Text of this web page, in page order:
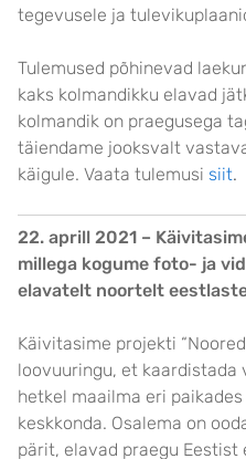
tegevusele ja
Tulemused põhinevad
kaks kolmandikku elavad
kolmandik on praegusega
täiendame jooksvalt
käigule. Vaata tulemusi siit.
22. aprill 2021 –
millega kogume foto- ja
elavatelt noortelt
Käivitasime projekti
loovuuringu, et
hetkel maailma eri
keskkonda. Osalema on
pärit, elavad praegu Eestist